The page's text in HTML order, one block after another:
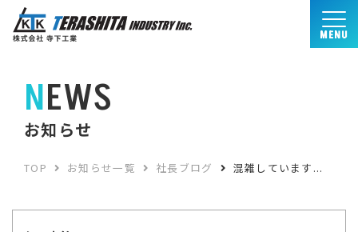
MENU
NEWS
お知らせ
TOP お知らせ一覧 社長ブログ 混雑しています...